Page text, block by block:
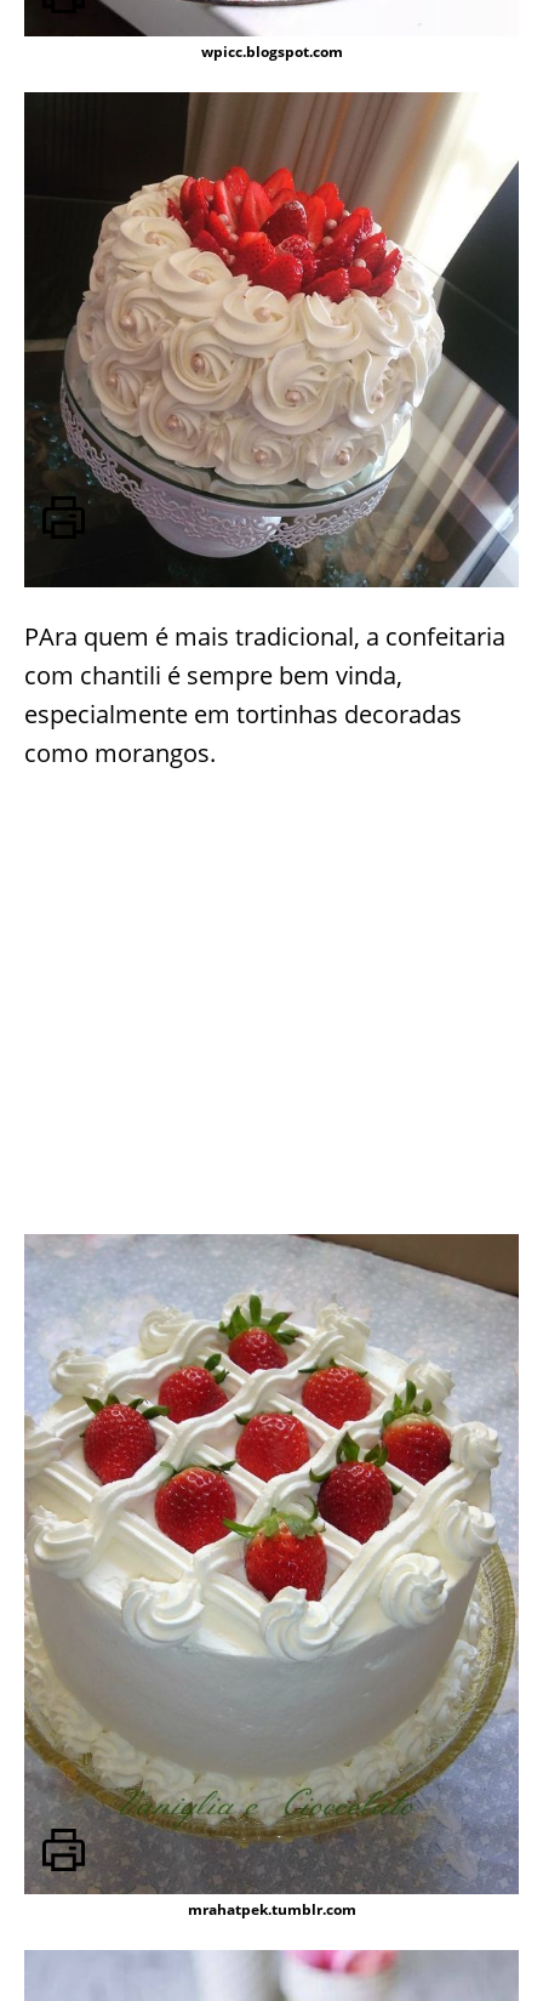
wpicc.blogspot.com
PAra quem é mais tradicional, a confeitaria
com chantili é sempre bem vinda,
especialmente em tortinhas decoradas
como morangos.
mrahatpek.tumblr.com